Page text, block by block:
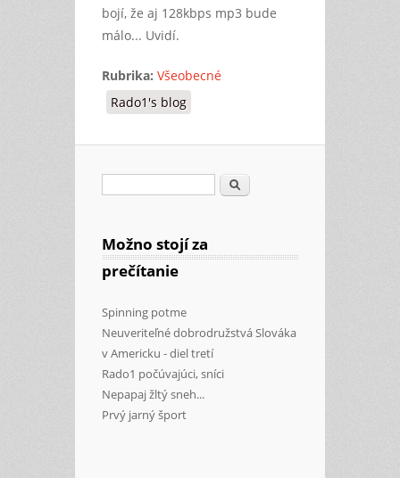
bojí, že aj 128kbps mp3 bude
málo... Uvidí.
Rubrika: Všeobecné
Rado1's blog
Search
Možno stojí za
prečítanie
Spinning potme
Neuveriteľné dobrodružstvá Slováka
v Americku - diel tretí
Rado1 počúvajúci, sníci
Nepapaj žltý sneh...
Prvý jarný šport